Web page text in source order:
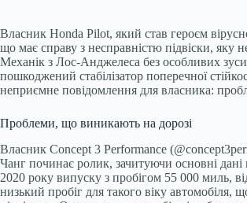
Власник Honda Pilot, який став героєм
що має справу з несправністю підвіски, яку
Механік з Лос-Анджелеса без особливих
пошкоджений стабілізатор поперечної
неприємне повідомлення для власника:
Проблеми, що виникають на дорозі
Власник Concept 3 Performance
Чанг починає ролик, зачитуючи основні
2020 року випуску з пробігом 55 000 миль,
низький пробіг для такого віку автомобіля,